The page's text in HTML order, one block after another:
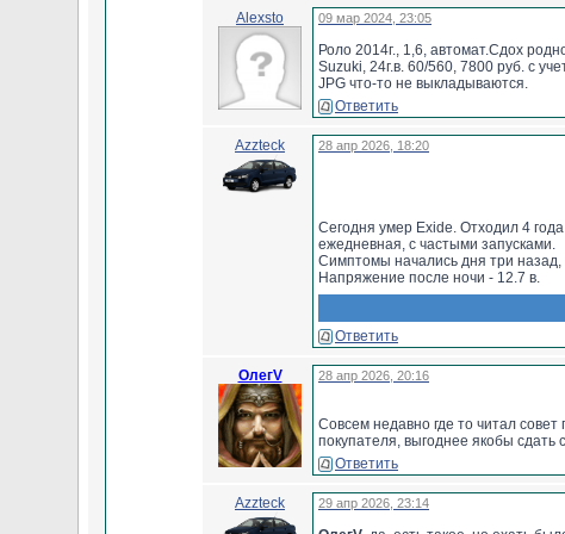
Как правильно «дать прикурить» другому авто
Открываем двери без аккумулятора
не забываем говорить автору спасибо
С Уважением,
Борисович
Круглый глазок на верхней стороне ШТАТНОЙ
батареи изменяет свой цвет в зависимости
отсеке перчаточного ящика (бардачка).
Alexsto 09 мар 2024, 23:05
Роло 2014г., 1,6, автомат.Сдох
Suzuki, 24г.в. 60/560, 7800 руб. с
JPG что-то не выкладываются.
Ответить
Azzteck 28 апр 2026, 18:20
Сегодня умер Exide. Отходил 4
ежедневная, с частыми запусками.
Симптомы начались дня три назад,
Напряжение после ночи - 12.7 в.
Взял ТЮМЕНСКИЕ АККУМУЛЯТОРЫ
Старый приняли за 400 р. При
Ответить
ОлегV 28 апр 2026, 20:16
Совсем недавно где то читал совет
покупателя, выгоднее якобы сдать
Ответить
Azzteck 29 апр 2026, 23:14